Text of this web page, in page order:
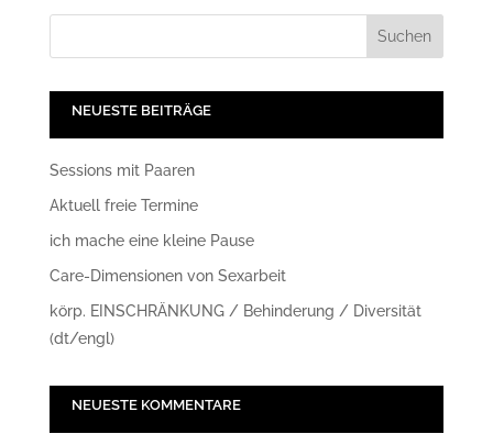
NEUESTE BEITRÄGE
Sessions mit Paaren
Aktuell freie Termine
ich mache eine kleine Pause
Care-Dimensionen von Sexarbeit
körp. EINSCHRÄNKUNG / Behinderung / Diversität
(dt/engl)
NEUESTE KOMMENTARE